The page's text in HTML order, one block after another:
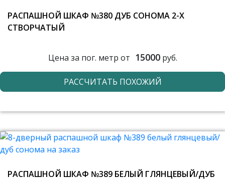
РАСПАШНОЙ ШКАФ №380 ДУБ СОНОМА 2-Х
СТВОРЧАТЫЙ
Цена за пог. метр от 15000руб.
РАССЧИТАТЬ ПОХОЖИЙ
РАСПАШНОЙ ШКАФ №389 БЕЛЫЙ ГЛЯНЦЕВЫЙ/ДУБ